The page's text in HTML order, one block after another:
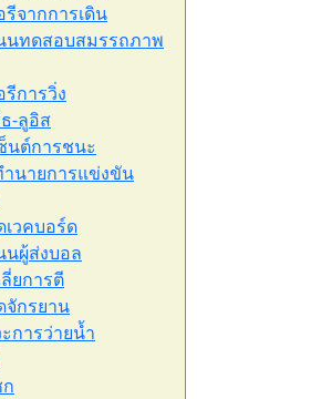
จากการเดิน
นทดสอบสมรรถภาพ
การวิ่ง
-ลูอิส
นต์การชนะ
นายการแข่งขัน
วคบอร์ด
ผู้ส่งบอล
ยการตี
กรยาน
การว่ายน้ำ